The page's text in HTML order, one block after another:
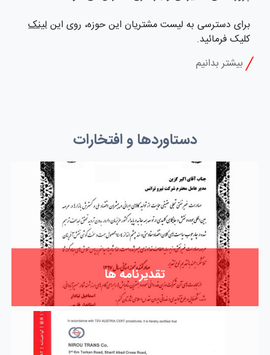
تقدیرنامه ها